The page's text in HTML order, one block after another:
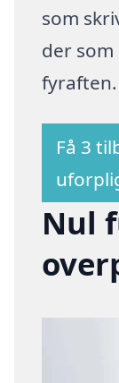
som
der
fyraften.
Få 3
Nul